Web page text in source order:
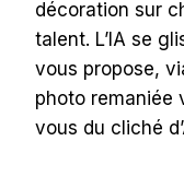
décoration sur
talent. L’IA se
vous propose,
photo remaniée
vous du cliché